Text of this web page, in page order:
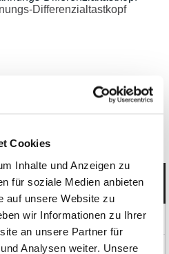
Cookies
Inhalte und Anzeigen zu
für soziale Medien anbieten
auf unsere Website zu
wir Informationen zu Ihrer
an unsere Partner für
Analysen weiter. Unsere
Differenzialtastkopf
ebenfalls
Differenzialtastkopf